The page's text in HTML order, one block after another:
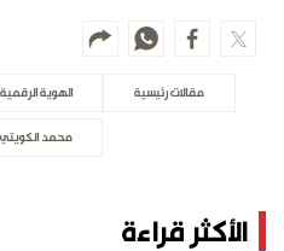
مقالات رئيسية الهوية الرقمية
محمد الكويتي
الأكثر قراءة